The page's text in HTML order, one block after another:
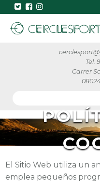
Tel.
Carrer
El Sitio Web utiliza un
emplea pequeños